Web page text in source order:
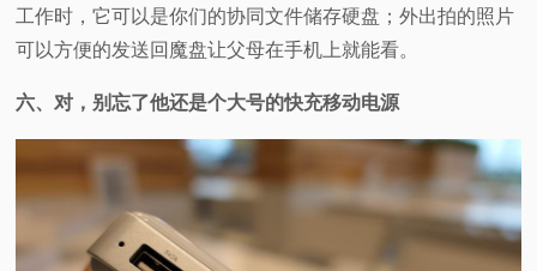
工作时，它可以是你们的协同文件储存硬盘；外出拍的照片
可以方便的发送回魔盘让父母在手机上就能看。
六、对，别忘了他还是个大号的快充移动电源